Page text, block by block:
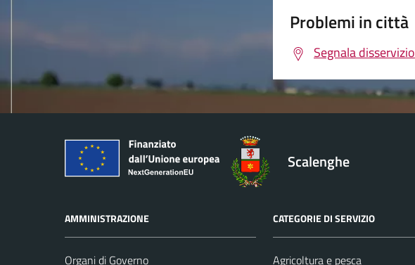
Problemi in città
Segnala disservizio
Scalenghe
AMMINISTRAZIONE
Organi di Governo
CATEGORIE DI SERVIZIO
Agricoltura e pesca